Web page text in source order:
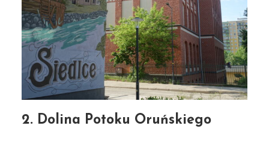
2. Dolina Potoku Oruńskiego